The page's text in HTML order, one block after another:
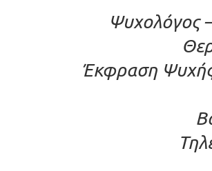
Ψυχολόγος
Έκφραση Ψυχής